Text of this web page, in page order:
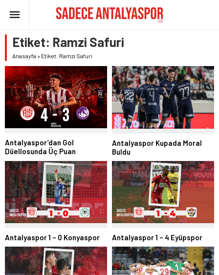
Etiket: Ramzi Safuri
Anasayfa » Etiket: Ramzi Safuri
Antalyaspor’dan Gol
Düellosunda Üç Puan
Antalyaspor Kupada Moral
Buldu
Antalyaspor 1 – 0 Konyaspor Antalyaspor 1 – 4 Eyüpspor